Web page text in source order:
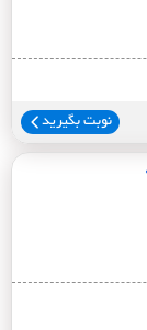
نوبت بگیرید